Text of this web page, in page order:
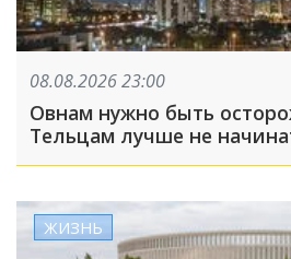
08.08.2026 23:00
Овнам нужно быть
Тельцам лучше не
ЖИЗНЬ